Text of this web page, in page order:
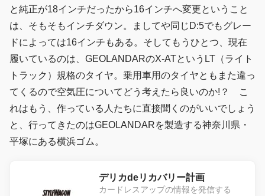
と純正が18インチだったから16インチへ変更ということ
は、そもそもインチダウン。ましてや同じD:5でもグレー
ドによっては16インチもある。そしてもうひとつ、現在
履いているのは、GEOLANDARのX-ATというLT（ライト
トラック）規格のタイヤ。乗用車用のタイヤともまた違っ
てくるので空気圧についてどう考えたら良いのか!？ こ
れはもう、作っている人たちに直接聞くのがいいでしょう
と、行ってきたのはGEOLANDARを製造する神奈川県・
平塚にある横浜ゴム。
デリカdeリカバリー計画
カードレスアップの情報を発信する